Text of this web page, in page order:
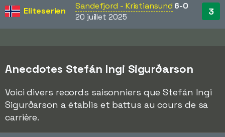
Eliteserien Sandefjord - Kristiansund 6-0
20 juillet 2025 3
Anecdotes Stefán Ingi Sigurðarson
Voici divers records saisonniers que Stefán Ingi
Sigurðarson a établis et battus au cours de sa
carrière.